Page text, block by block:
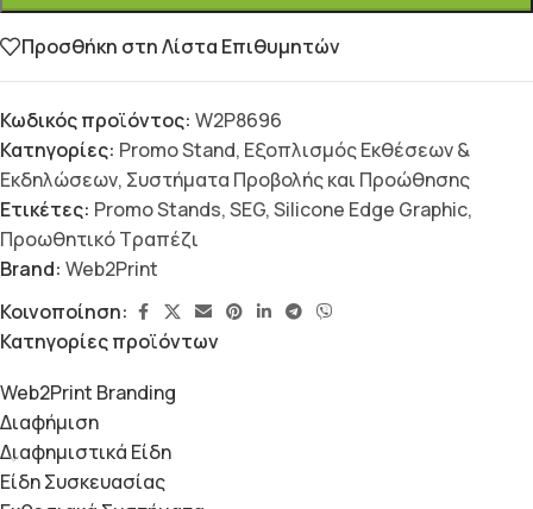
Προσθήκη στη Λίστα Επιθυμητών
Κωδικός προϊόντος: W2P8696
Κατηγορίες: Promo Stand, Εξοπλισμός Εκθέσεων &
Εκδηλώσεων, Συστήματα Προβολής και Προώθησης
Ετικέτες: Promo Stands,SEG,Silicone Edge Graphic,
Προωθητικό Τραπέζι
Brand: Web2Print
Κοινοποίηση:
Κατηγορίες προϊόντων
Web2Print Branding
Διαφήμιση
Διαφημιστικά Είδη
Είδη Συσκευασίας